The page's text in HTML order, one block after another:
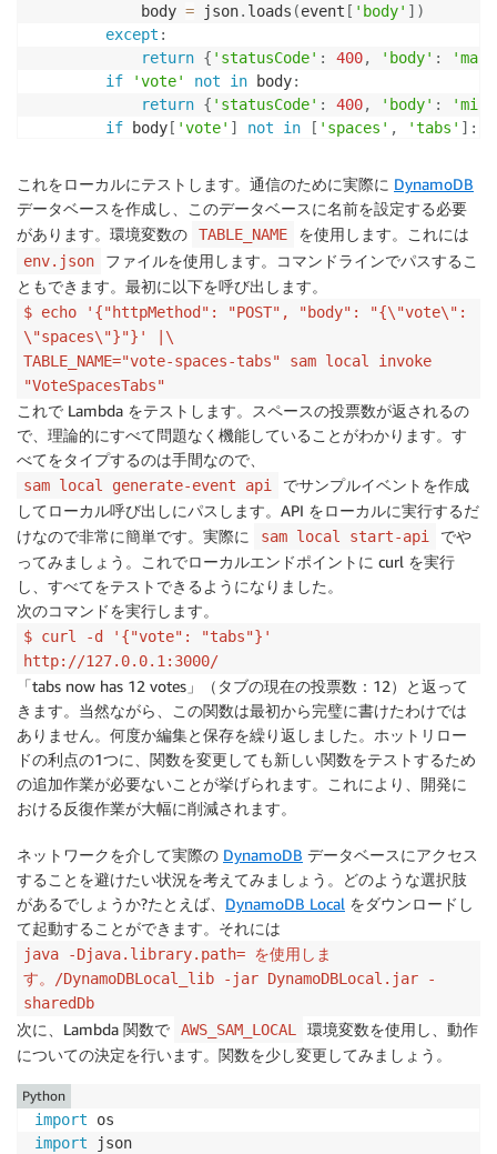
            body
= json. loads (event [ 'body' ] )
except :
return { 'statusCode' : 400, 'body' :
if
'vote' not in body:
return { 'statusCode' : 400, 'body' :
if body [ 'vote' ] not in [ 'spaces' , 'tabs' ] :
        resp
= votes_table. update_item (
            Key
= 'id' : body 'vote']},
            UpdateExpression
= 'ADD votes :incr',
            ExpressionAttributeValues
{':incr' : 1}
            ReturnValues
='ALL_NEW'
)
return
{
これをローカルにテストします。通信のために実際に DynamoDB
データベースを作成し、このデータベースに名前を設定する必要
があります。環境変数の
TABLE_NAME を使用します。これには
env.json
ファイルを使用します。コマンドラインでパスするこ
ともできます。最初に以下を呼び出します。
$ echo '{"httpMethod": "POST", "body": "{\"vote\":
\"spaces\"}"}' |\
TABLE_NAME="vote-spaces-tabs" sam local invoke
"VoteSpacesTabs"
これで Lambda をテストします。スペースの投票数が返されるの
で、理論的にすべて問題なく機能していることがわかります。す
べてをタイプするのは手間なので、
sam local generate-event api
でサンプルイベントを作成
してローカル呼び出しにパスします。API をローカルに実行するだ
けなので非常に簡単です。実際に
sam local start-api
でや
ってみましょう。これでローカルエンドポイントに curl を実行
し、すべてをテストできるようになりました。
次のコマンドを実行します。
$ curl -d '{"vote": "tabs"}'
http://127.0.0.1:3000/
「tabs now has 12 votes」（タブの現在の投票数：12）と返って
きます。当然ながら、この関数は最初から完璧に書けたわけでは
ありません。何度か編集と保存を繰り返しました。ホットリロー
ドの利点の1つに、関数を変更しても新しい関数をテストするため
の追加作業が必要ないことが挙げられます。これにより、開発に
おける反復作業が大幅に削減されます。
ネットワークを介して実際の DynamoDB データベースにアクセス
することを避けたい状況を考えてみましょう。どのような選択肢
があるでしょうか?たとえば、 DynamoDB Local をダウンロードし
て起動することができます。それには
java -Djava.library.path= を使用しま
す。/DynamoDBLocal_lib -jar DynamoDBLocal.jar -
sharedDb
次に、 Lambda 関数で AWS_SAM_LOCAL
環境変数を使用し、動作
についての決定を行います。関数を少し変更してみましょう。
import
import
Python